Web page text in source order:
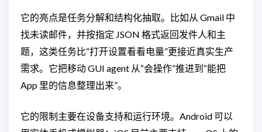
它的亮点是任务分解和结构化抽取。比如从 Gmail 中
找未读邮件，并按指定 JSON 格式返回发件人和主
题，这类任务比“打开设置看看电量”更接近真实生产
需求。它把移动 GUI agent 从“会操作”推进到“能把
App 里的信息整理出来”。
它的限制主要在设备支持和运行环境。Android 可以